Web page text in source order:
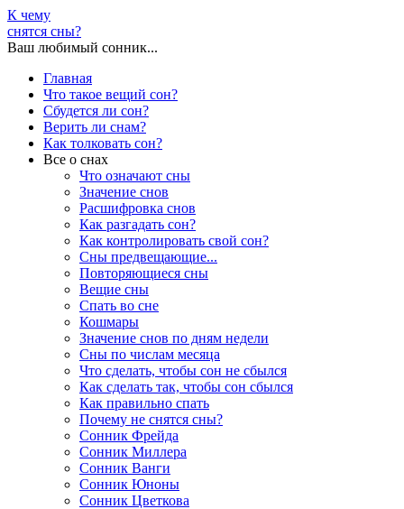
К чему
снятся сны?
Ваш любимый сонник...
Главная
Что такое вещий сон?
Сбудется ли сон?
Верить ли снам?
Как толковать сон?
Все о снах
Что означают сны
Значение снов
Расшифровка снов
Как разгадать сон?
Как контролировать свой сон?
Сны предвещающие...
Повторяющиеся сны
Вещие сны
Спать во сне
Кошмары
Значение снов по дням недели
Сны по числам месяца
Что сделать, чтобы сон не сбылся
Как сделать так, чтобы сон сбылся
Как правильно спать
Почему не снятся сны?
Сонник Фрейда
Сонник Миллера
Сонник Ванги
Сонник Юноны
Сонник Цветкова